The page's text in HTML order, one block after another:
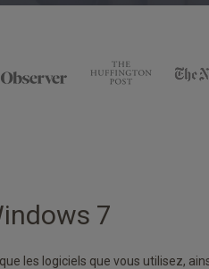
7
les logiciels que vous utilisez,